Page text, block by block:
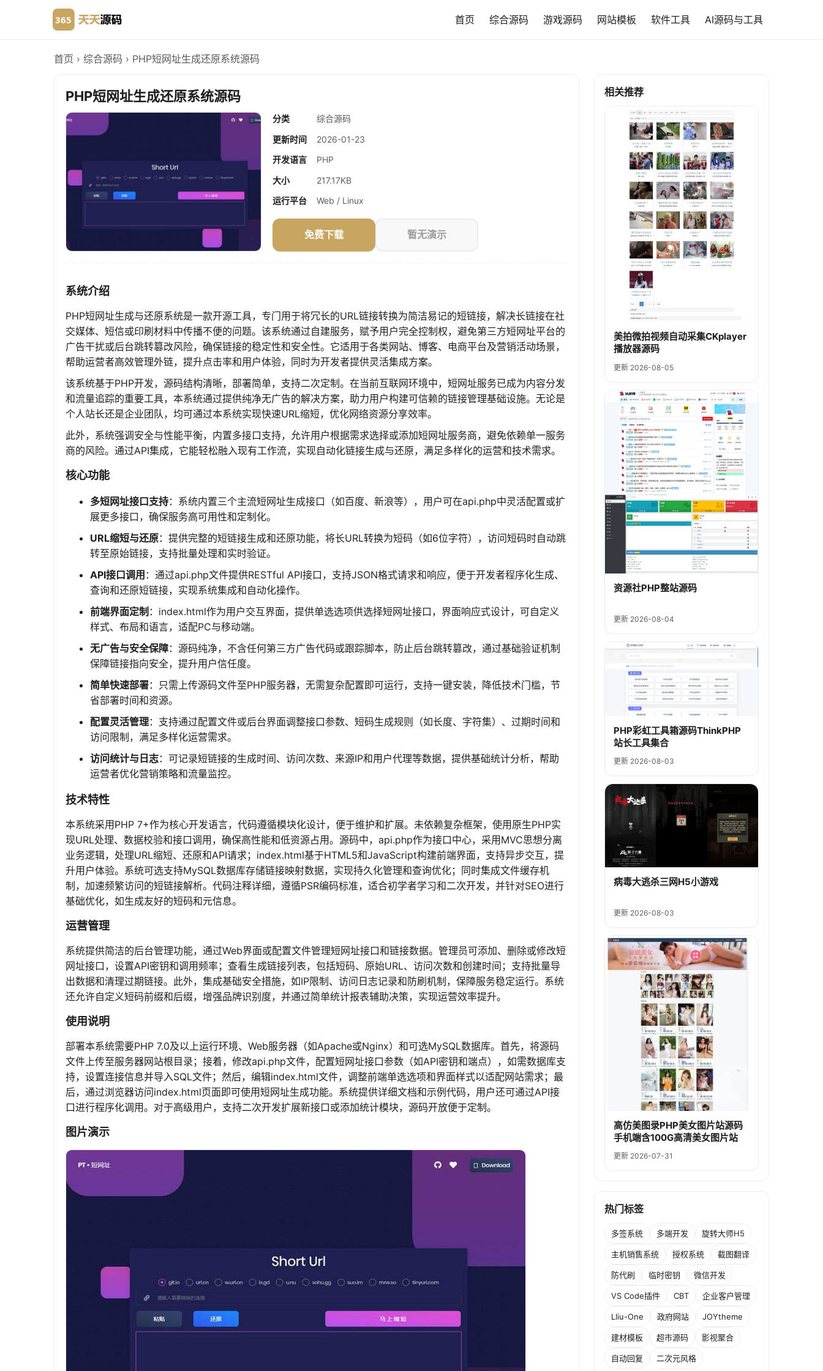
首页 综合源码 游戏源码 网站模板 软件工具 AI源码与工具
首页 › 综合源码 › PHP短网址生成还原系统源码
PHP短网址生成还原系统源码
分类
综合源码
更新时间
2026-01-23
开发语言
PHP
大小
217.17KB
运行平台
Web / Linux
免费下载 暂无演示
系统介绍
PHP短网址生成与还原系统是一款开源工具，专门用于将冗长的URL链接转换为简洁易记的短链接，解决长链接在社
交媒体、短信或印刷材料中传播不便的问题。该系统通过自建服务，赋予用户完全控制权，避免第三方短网址平台的
广告干扰或后台跳转篡改风险，确保链接的稳定性和安全性。它适用于各类网站、博客、电商平台及营销活动场景，
帮助运营者高效管理外链，提升点击率和用户体验，同时为开发者提供灵活集成方案。
该系统基于PHP开发，源码结构清晰，部署简单，支持二次定制。在当前互联网环境中，短网址服务已成为内容分发
和流量追踪的重要工具，本系统通过提供纯净无广告的解决方案，助力用户构建可信赖的链接管理基础设施。无论是
个人站长还是企业团队，均可通过本系统实现快速URL缩短，优化网络资源分享效率。
此外，系统强调安全与性能平衡，内置多接口支持，允许用户根据需求选择或添加短网址服务商，避免依赖单一服务
商的风险。通过API集成，它能轻松融入现有工作流，实现自动化链接生成与还原，满足多样化的运营和技术需求。
核心功能
多短网址接口支持：系统内置三个主流短网址生成接口（如百度、新浪等），用户可在api.php中灵活配置或扩
展更多接口，确保服务高可用性和定制化。
URL缩短与还原：提供完整的短链接生成和还原功能，将长URL转换为短码（如6位字符），访问短码时自动跳
转至原始链接，支持批量处理和实时验证。
API接口调用 ：通过api.php文件提供RESTful API接口，支持JSON格式请求和响应，便于开发者程序化生成、
查询和还原短链接，实现系统集成和自动化操作。
前端界面定制 ：index.html作为用户交互界面，提供单选选项供选择短网址接口，界面响应式设计，可自定义
样式、布局和语言，适配PC与移动端。
无广告与安全保障：源码纯净，不含任何第三方广告代码或跟踪脚本，防止后台跳转篡改，通过基础验证机制
保障链接指向安全，提升用户信任度。
简单快速部署：只需上传源码文件至PHP服务器，无需复杂配置即可运行，支持一键安装，降低技术门槛，节
省部署时间和资源。
配置灵活管理：支持通过配置文件或后台界面调整接口参数、短码生成规则（如长度、字符集）、过期时间和
访问限制，满足多样化运营需求。
访问统计与日志：可记录短链接的生成时间、访问次数、来源IP和用户代理等数据，提供基础统计分析，帮助
运营者优化营销策略和流量监控。
技术特性
本系统采用PHP 7+作为核心开发语言，代码遵循模块化设计，便于维护和扩展。未依赖复杂框架，使用原生PHP实
现URL处理、数据校验和接口调用，确保高性能和低资源占用。源码中，api.php作为接口中心，采用MVC思想分离
业务逻辑，处理URL缩短、还原和API请求；index.html基于HTML5和JavaScript构建前端界面，支持异步交互，提
升用户体验。系统可选支持MySQL数据库存储链接映射数据，实现持久化管理和查询优化；同时集成文件缓存机
制，加速频繁访问的短链接解析。代码注释详细，遵循PSR编码标准，适合初学者学习和二次开发，并针对SEO进行
基础优化，如生成友好的短码和元信息。
运营管理
系统提供简洁的后台管理功能，通过Web界面或配置文件管理短网址接口和链接数据。管理员可添加、删除或修改短
网址接口，设置API密钥和调用频率；查看生成链接列表，包括短码、原始URL、访问次数和创建时间；支持批量导
出数据和清理过期链接。此外，集成基础安全措施，如IP限制、访问日志记录和防刷机制，保障服务稳定运行。系统
还允许自定义短码前缀和后缀，增强品牌识别度，并通过简单统计报表辅助决策，实现运营效率提升。
使用说明
部署本系统需要PHP 7.0及以上运行环境、Web服务器（如Apache或Nginx）和可选MySQL数据库。首先，将源码
文件上传至服务器网站根目录；接着，修改api.php文件，配置短网址接口参数（如API密钥和端点），如需数据库支
持，设置连接信息并导入SQL文件；然后，编辑index.html文件，调整前端单选选项和界面样式以适配网站需求；最
后，通过浏览器访问index.html页面即可使用短网址生成功能。系统提供详细文档和示例代码，用户还可通过API接
口进行程序化调用。对于高级用户，支持二次开发扩展新接口或添加统计模块，源码开放便于定制。
图片演示
相关推荐
美拍微拍视频自动采集CKplayer
播放器源码
更新 2026-08-05
资源社PHP整站源码
更新 2026-08-04
PHP彩虹工具箱源码ThinkPHP
站长工具集合
更新 2026-08-03
病毒大逃杀三网H5小游戏
更新 2026-08-03
高仿美图录PHP美女图片站源码
手机端含100G高清美女图片站
更新 2026-07-31
热门标签
多签系统 多端开发 旋转大师H5
主机销售系统 授权系统 截图翻译
防代刷 临时密钥 微信开发
VS Code插件 CBT 企业客户管理
LIiu-One 政府网站 JOYtheme
建材模板 超市源码 影视聚合
自动回复 二次元风格